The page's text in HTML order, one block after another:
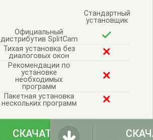
Стандартный
установщик
Официальный
дистрибутив SplitCam
Тихая установка без
диалоговых окон
Рекомендации по
установке
необходимых
программ
Пакетная установка
нескольких программ
СКАЧАТЬ